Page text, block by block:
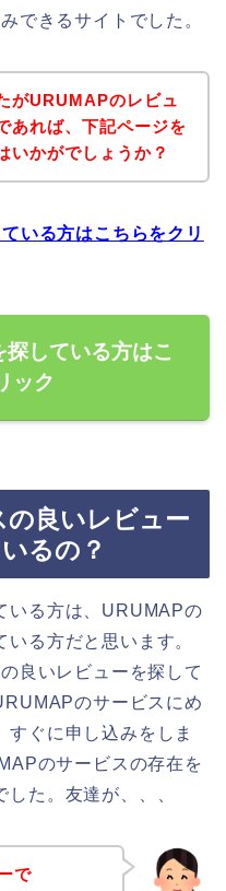
できるサイトでした。
がURUMAPのレビュ
あれば、下記ページを
いかがでしょうか？
いる方はこちらをクリ
している方はこ
ック
良いレビュー
るの？
いる方は、URUMAPの
る方だと思います。
良いレビューを探して
のサービスにめ
すぐに申し込みをしま
のサービスの存在を
た。友達が、、、
で